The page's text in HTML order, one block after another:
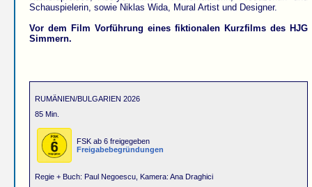
Schauspielerin, sowie Niklas Wida, Mural Artist und Designer.
Vor dem Film Vorführung eines fiktionalen Kurzfilms des HJG
Simmern.
RUMÄNIEN/BULGARIEN 2026
85 Min.
FSK ab 6 freigegeben
Freigabebegründungen
Regie + Buch: Paul Negoescu, Kamera: Ana Draghici